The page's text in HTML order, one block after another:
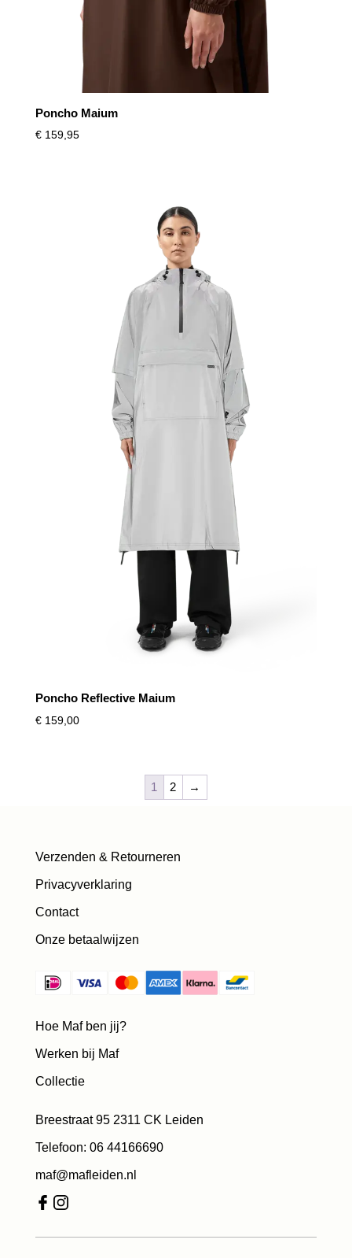
Poncho Maium
€159,95
Poncho Reflective Maium
€159,00
1 2 →
Verzenden & Retourneren
Privacyverklaring
Contact
Onze betaalwijzen
Hoe Maf ben jij?
Werken bij Maf
Collectie
Breestraat 95 2311 CK Leiden
Telefoon: 06 44166690
maf@mafleiden.nl